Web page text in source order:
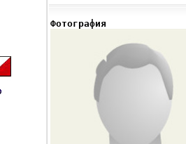
Фотография